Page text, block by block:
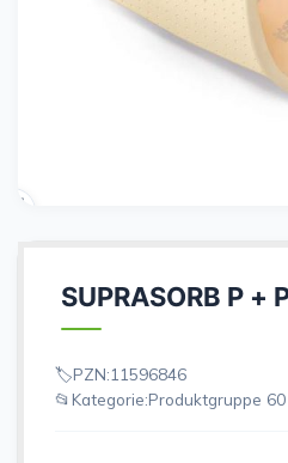
SUPRASORB P +
PZN:11596846
Kategorie:Produktgruppe 60